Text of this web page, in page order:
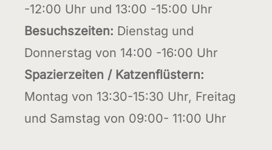
-12:00 Uhr und 13:00 -15:00 Uhr
Besuchszeiten: Dienstag und
Donnerstag von 14:00 -16:00 Uhr
Spazierzeiten / Katzenflüstern:
Montag von 13:30-15:30 Uhr, Freitag
und Samstag von 09:00- 11:00 Uhr